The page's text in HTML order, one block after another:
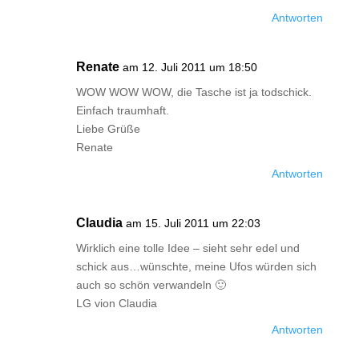
Antworten
Renate am 12. Juli 2011 um 18:50
WOW WOW WOW, die Tasche ist ja todschick.
Einfach traumhaft.
Liebe Grüße
Renate
Antworten
Claudia am 15. Juli 2011 um 22:03
Wirklich eine tolle Idee – sieht sehr edel und
schick aus…wünschte, meine Ufos würden sich
auch so schön verwandeln 🙂
LG vion Claudia
Antworten